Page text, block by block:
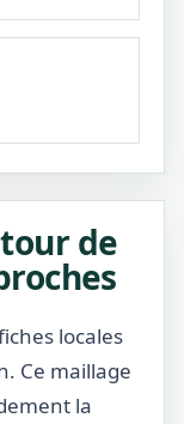
de
locales
Ce maillage
la